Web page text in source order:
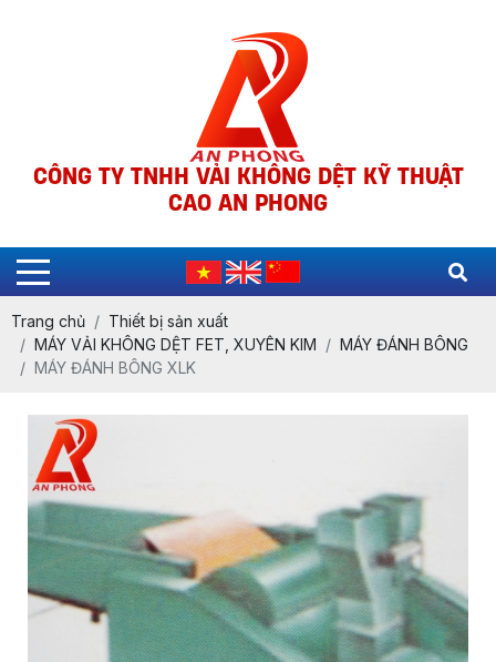
CÔNG TY TNHH VẢI KHÔNG DỆT KỸ THUẬT
CAO AN PHONG
Trang chủ
Thiết bị sản xuất
MÁY VẢI KHÔNG DỆT FET, XUYÊN KIM
MÁY ĐÁNH BÔNG
MÁY ĐÁNH BÔNG XLK